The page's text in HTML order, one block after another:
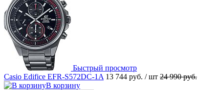
Быстрый просмотр
Casio Edifice EFR-S572DC-1A 13 744 руб. / шт 24 990 руб.
В корзину